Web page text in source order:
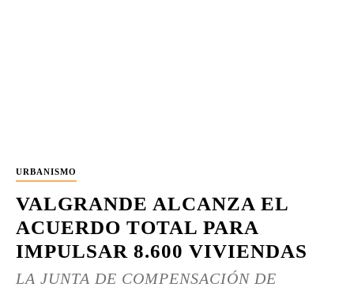
URBANISMO
VALGRANDE ALCANZA EL
ACUERDO TOTAL PARA
IMPULSAR 8.600 VIVIENDAS
LA JUNTA DE COMPENSACIÓN DE